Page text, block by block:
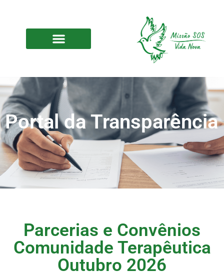
Portal da Transparência
Parcerias e Convênios
Comunidade Terapêutica
Outubro 2026